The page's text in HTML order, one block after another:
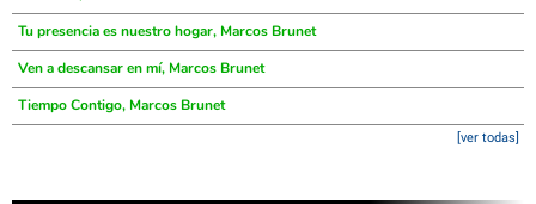
Tu presencia es nuestro hogar, Marcos Brunet
Ven a descansar en mí, Marcos Brunet
Tiempo Contigo, Marcos Brunet
[ver todas]